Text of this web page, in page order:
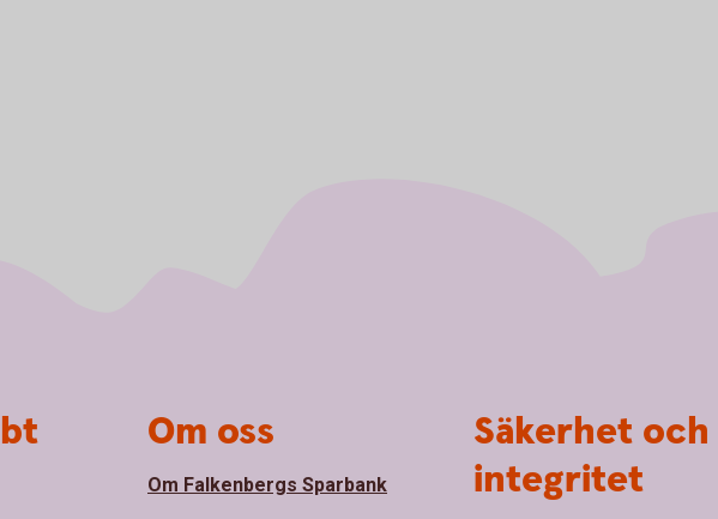
Om oss
Om Falkenbergs Sparbank
Säkerhet och
integritet